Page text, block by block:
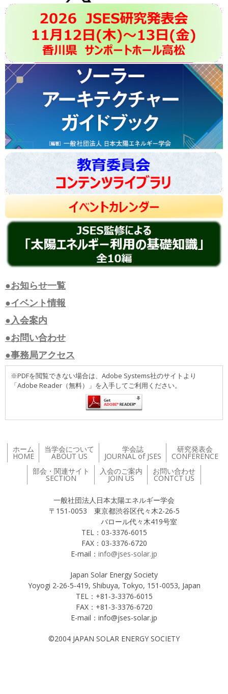
●お知らせ一覧
●イベント情報
●入会案内
●お問い合わせ
●事務局アクセス
※PDFを閲覧できない場合は、Adobe Systems社のサイトより
「Adobe Reader（無料）」を入手してご利用ください。
ホーム
HOME
当学会について
ABOUT US
学会誌
JOURNAL of JSES
研究発表会
CONFERENCE
部会・関連サイト
SECTION
入会のご案内
JOIN US
お問い合わせ
CONTCT US
一般社団法人日本太陽エネルギー学会
〒151-0053 東京都渋谷区代々木2-26-5
バロール代々木419号室
TEL：03-3376-6015
FAX：03-3376-6720
E-mail： info@jses-solar.jp
Japan Solar Energy Society
Yoyogi 2-26-5-419, Shibuya, Tokyo, 151-0053, Japan
TEL：+81-3-3376-6015
FAX：+81-3-3376-6720
E-mail：info@jses-solar.jp
©2004 JAPAN SOLAR ENERGY SOCIETY